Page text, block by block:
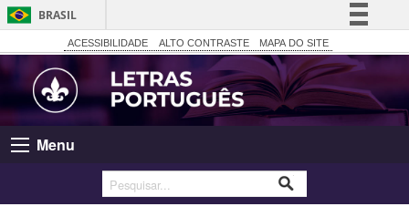
BRASIL
Simplifique!
Comunica BR
Participe
Acesso à informação
Canais
ACESSIBILIDADE ALTO CONTRASTE MAPA DO SITE
Menu